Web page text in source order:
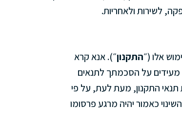
לשירות ולאחריות.
אלו (״התקנון״). אנא קרא
מעידים על הסכמתך לתנאים
תנאי התקנון, מעת לעת, על פי
כאמור יהיה מרגע פרסומו